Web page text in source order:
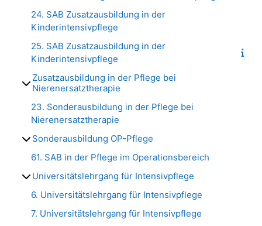
24. SAB Zusatzausbildung in der
Kinderintensivpflege
25. SAB Zusatzausbildung in der
Kinderintensivpflege
Zusatzausbildung in der Pflege bei
Nierenersatztherapie
23. Sonderausbildung in der Pflege bei
Nierenersatztherapie
Sonderausbildung OP-Pflege
61. SAB in der Pflege im Operationsbereich
Universitätslehrgang für Intensivpflege
6. Universitätslehrgang für Intensivpflege
7. Universitätslehrgang für Intensivpflege